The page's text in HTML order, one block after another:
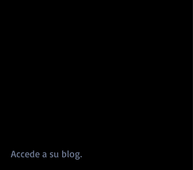
Accede a su blog.